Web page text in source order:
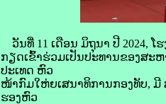
ວັນທີ່ 11 ເດືອນ ມິຖຸນາ ປີ 2024,
ກຽດເຂົ້າຮ່ວມເປັນປະທານຂອງສະ
ປະເທດ ຫົວ
ໜ້າກົມໃຫ່ຍເສນາທິການກອງທັບ, ມີ
ຮອງຫົວ